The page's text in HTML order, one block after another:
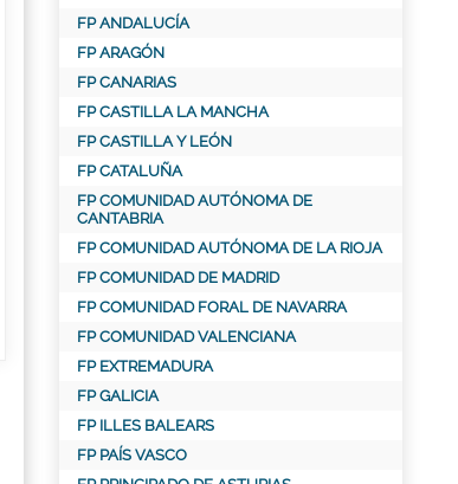
FP ANDALUCÍA
FP ARAGÓN
FP CANARIAS
FP CASTILLA LA MANCHA
FP CASTILLA Y LEÓN
FP CATALUÑA
FP COMUNIDAD AUTÓNOMA DE
CANTABRIA
FP COMUNIDAD AUTÓNOMA DE LA RIOJA
FP COMUNIDAD DE MADRID
FP COMUNIDAD FORAL DE NAVARRA
FP COMUNIDAD VALENCIANA
FP EXTREMADURA
FP GALICIA
FP ILLES BALEARS
FP PAÍS VASCO